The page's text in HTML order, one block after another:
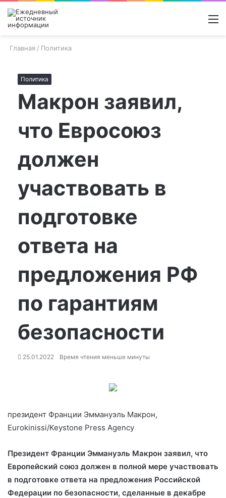
Поиск
Switch
Главная / Политика
Политика
Макрон заявил,
что Евросоюз
должен
участвовать в
подготовке
ответа на
предложения РФ
по гарантиям
безопасности
25.01.2022 Время чтения меньше минуты
президент Франции Эммануэль Макрон,
Eurokinissi/Keystone Press Agency
Президент Франции Эммануэль Макрон заявил, что
Европейский союз должен в полной мере участвовать
в подготовке ответа на предложения Российской
Федерации по безопасности, сделанные в декабре